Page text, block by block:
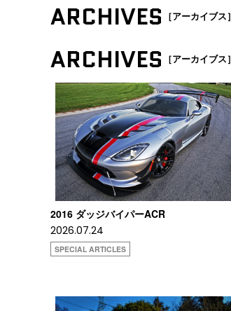
ARCHIVES ［アーカイブス］
ARCHIVES ［アーカイブス］
2016 ダッジバイパーACR
2026.07.24
SPECIAL ARTICLES